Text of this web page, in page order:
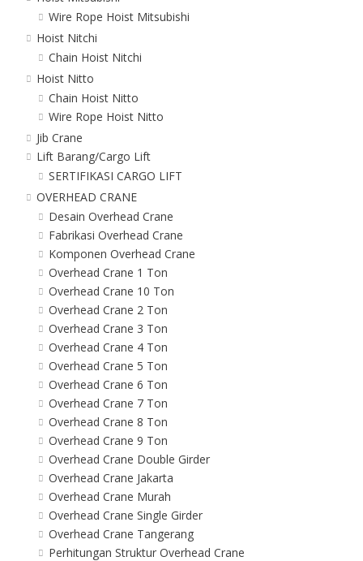
Wire Rope Hoist Mitsubishi
Hoist Nitchi
Chain Hoist Nitchi
Hoist Nitto
Chain Hoist Nitto
Wire Rope Hoist Nitto
Jib Crane
Lift Barang/Cargo Lift
SERTIFIKASI CARGO LIFT
OVERHEAD CRANE
Desain Overhead Crane
Fabrikasi Overhead Crane
Komponen Overhead Crane
Overhead Crane 1 Ton
Overhead Crane 10 Ton
Overhead Crane 2 Ton
Overhead Crane 3 Ton
Overhead Crane 4 Ton
Overhead Crane 5 Ton
Overhead Crane 6 Ton
Overhead Crane 7 Ton
Overhead Crane 8 Ton
Overhead Crane 9 Ton
Overhead Crane Double Girder
Overhead Crane Jakarta
Overhead Crane Murah
Overhead Crane Single Girder
Overhead Crane Tangerang
Perhitungan Struktur Overhead Crane